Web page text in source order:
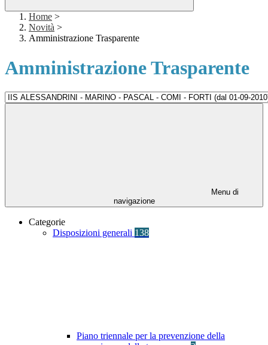
Home >
Novità >
Amministrazione Trasparente
Amministrazione Trasparente
Menu di
navigazione
Categorie
Disposizioni generali 138
Piano triennale per la prevenzione della